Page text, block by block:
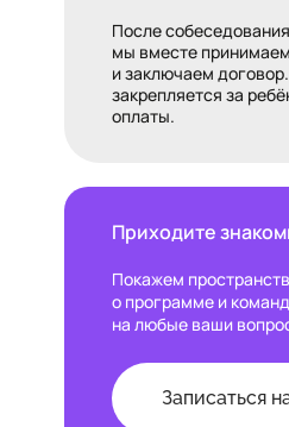
После
мы вместе
и заключаем
закрепляется за
оплаты.
Приходите
Покажем
о программе и
на любые ваши
Записаться